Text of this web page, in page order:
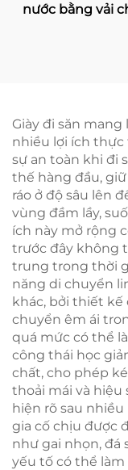
nước bằng vải
Giày đi săn
nhiều lợi ích thực
sự an toàn khi đi
thế hàng đầu,
ráo ở độ sâu lên
vùng đầm lầy,
ích này mở rộng
trước đây không
trung trong thời
năng di chuyển
khác, bởi thiết kế
chuyển êm ái
quá mức có thể
công thái học
chất, cho phép
thoải mái và hiệu
hiện rõ sau
gia cố chịu được
như gai nhọn,
yếu tố có thể